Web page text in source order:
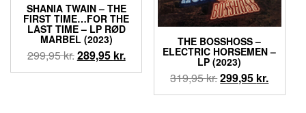
SHANIA TWAIN – THE
FIRST TIME…FOR THE
LAST TIME – LP RØD
MARBEL (2023)
299,95kr.Den
oprindelige
289,95 kr.Den
aktuelle
THE BOSSHOSS –
ELECTRIC HORSEMEN –
LP (2023)
319,95kr.Den
oprindelige
299,95 kr.Den
aktuelle